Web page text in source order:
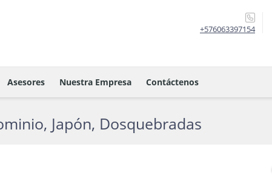
+576063397154
Asesores Nuestra Empresa Contáctenos
Japón, Dosquebradas